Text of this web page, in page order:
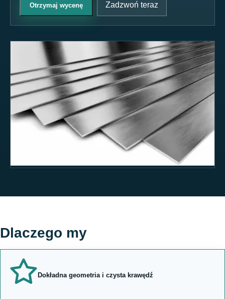
Otrzymaj wycenę Zadzwoń teraz
Dlaczego my
Dokładna geometria i czysta krawędź